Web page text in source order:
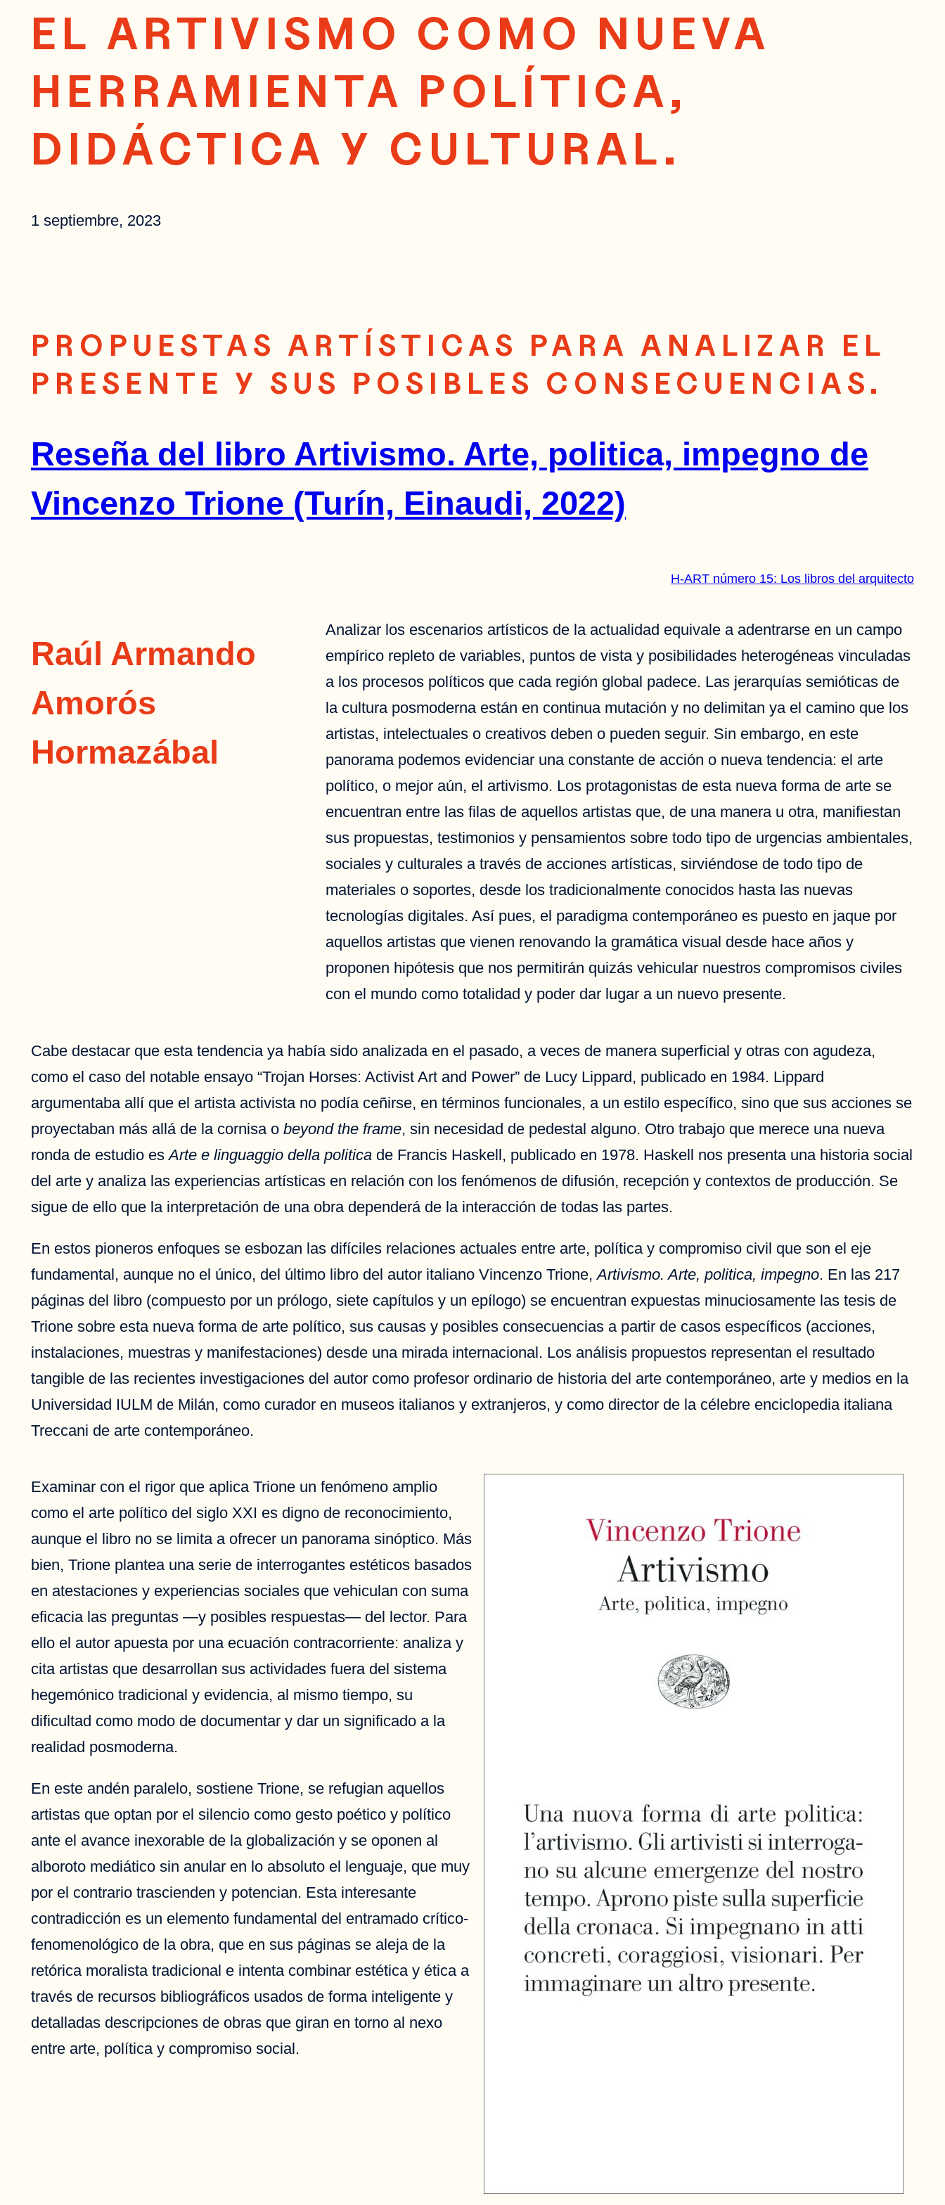
EL ARTIVISMO COMO NUEVA
HERRAMIENTA POLÍTICA,
DIDÁCTICA Y CULTURAL.
1 septiembre, 2023
PROPUESTAS ARTÍSTICAS PARA ANALIZAR EL
PRESENTE Y SUS POSIBLES CONSECUENCIAS.
Reseña del libro Artivismo. Arte, politica, impegno de
Vincenzo Trione (Turín, Einaudi, 2022)
H-ART número 15: Los libros del arquitecto
Raúl Armando
Amorós
Hormazábal
Analizar los escenarios artísticos de la actualidad equivale a adentrarse en un campo
empírico repleto de variables, puntos de vista y posibilidades heterogéneas vinculadas
a los procesos políticos que cada región global padece. Las jerarquías semióticas de
la cultura posmoderna están en continua mutación y no delimitan ya el camino que los
artistas, intelectuales o creativos deben o pueden seguir. Sin embargo, en este
panorama podemos evidenciar una constante de acción o nueva tendencia: el arte
político, o mejor aún, el artivismo. Los protagonistas de esta nueva forma de arte se
encuentran entre las filas de aquellos artistas que, de una manera u otra, manifiestan
sus propuestas, testimonios y pensamientos sobre todo tipo de urgencias ambientales,
sociales y culturales a través de acciones artísticas, sirviéndose de todo tipo de
materiales o soportes, desde los tradicionalmente conocidos hasta las nuevas
tecnologías digitales. Así pues, el paradigma contemporáneo es puesto en jaque por
aquellos artistas que vienen renovando la gramática visual desde hace años y
proponen hipótesis que nos permitirán quizás vehicular nuestros compromisos civiles
con el mundo como totalidad y poder dar lugar a un nuevo presente.
Cabe destacar que esta tendencia ya había sido analizada en el pasado, a veces de manera superficial y otras con agudeza,
como el caso del notable ensayo “Trojan Horses: Activist Art and Power” de Lucy Lippard, publicado en 1984. Lippard
argumentaba allí que el artista activista no podía ceñirse, en términos funcionales, a un estilo específico, sino que sus acciones se
proyectaban más allá de la cornisa o beyond the frame, sin necesidad de pedestal alguno. Otro trabajo que merece una nueva
ronda de estudio es Arte e linguaggio della politica de Francis Haskell, publicado en 1978. Haskell nos presenta una historia social
del arte y analiza las experiencias artísticas en relación con los fenómenos de difusión, recepción y contextos de producción. Se
sigue de ello que la interpretación de una obra dependerá de la interacción de todas las partes.
En estos pioneros enfoques se esbozan las difíciles relaciones actuales entre arte, política y compromiso civil que son el eje
fundamental, aunque no el único, del último libro del autor italiano Vincenzo Trione,Artivismo. Arte, politica, impegno. En las 217
páginas del libro (compuesto por un prólogo, siete capítulos y un epílogo) se encuentran expuestas minuciosamente las tesis de
Trione sobre esta nueva forma de arte político, sus causas y posibles consecuencias a partir de casos específicos (acciones,
instalaciones, muestras y manifestaciones) desde una mirada internacional. Los análisis propuestos representan el resultado
tangible de las recientes investigaciones del autor como profesor ordinario de historia del arte contemporáneo, arte y medios en la
Universidad IULM de Milán, como curador en museos italianos y extranjeros, y como director de la célebre enciclopedia italiana
Treccani de arte contemporáneo.
Examinar con el rigor que aplica Trione un fenómeno amplio
como el arte político del siglo XXI es digno de reconocimiento,
aunque el libro no se limita a ofrecer un panorama sinóptico. Más
bien, Trione plantea una serie de interrogantes estéticos basados
en atestaciones y experiencias sociales que vehiculan con suma
eficacia las preguntas —y posibles respuestas— del lector. Para
ello el autor apuesta por una ecuación contracorriente: analiza y
cita artistas que desarrollan sus actividades fuera del sistema
hegemónico tradicional y evidencia, al mismo tiempo, su
dificultad como modo de documentar y dar un significado a la
realidad posmoderna.
En este andén paralelo, sostiene Trione, se refugian aquellos
artistas que optan por el silencio como gesto poético y político
ante el avance inexorable de la globalización y se oponen al
alboroto mediático sin anular en lo absoluto el lenguaje, que muy
por el contrario trascienden y potencian. Esta interesante
contradicción es un elemento fundamental del entramado crítico-
fenomenológico de la obra, que en sus páginas se aleja de la
retórica moralista tradicional e intenta combinar estética y ética a
través de recursos bibliográficos usados de forma inteligente y
detalladas descripciones de obras que giran en torno al nexo
entre arte, política y compromiso social.